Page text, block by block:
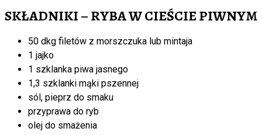
SKŁADNIKI – RYBA W CIEŚCIE PIWNYM
50 dkg filetów z morszczuka lub mintaja
1 jajko
1 szklanka piwa jasnego
1,3 szklanki mąki pszennej
sól, pieprz do smaku
przyprawa do ryb
olej do smażenia